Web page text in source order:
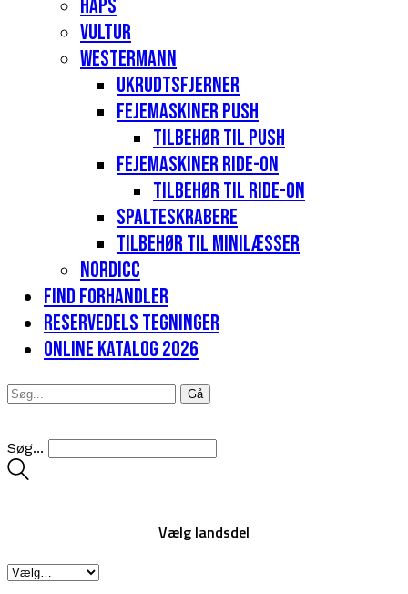
Haps
Vultur
Westermann
Ukrudtsfjerner
Fejemaskiner Push
Tilbehør til push
Fejemaskiner Ride-on
Tilbehør til Ride-on
Spalteskrabere
Tilbehør til minilæsser
Nordicc
Find forhandler
Reservedels tegninger
Online katalog 2026
Søg...
Vælg landsdel